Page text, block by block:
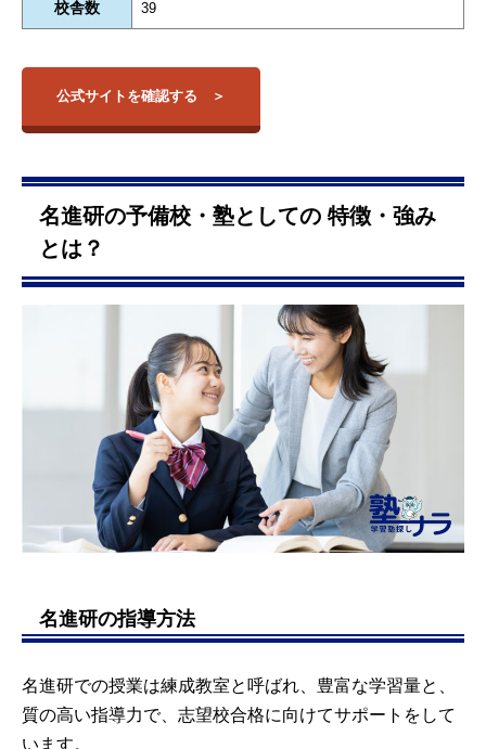
校舎数 39
公式サイトを確認する
名進研の予備校・塾としての 特徴・強み
とは？
名進研の指導方法
名進研での授業は練成教室と呼ばれ、豊富な学習量と、
質の高い指導力で、志望校合格に向けてサポートをして
います。